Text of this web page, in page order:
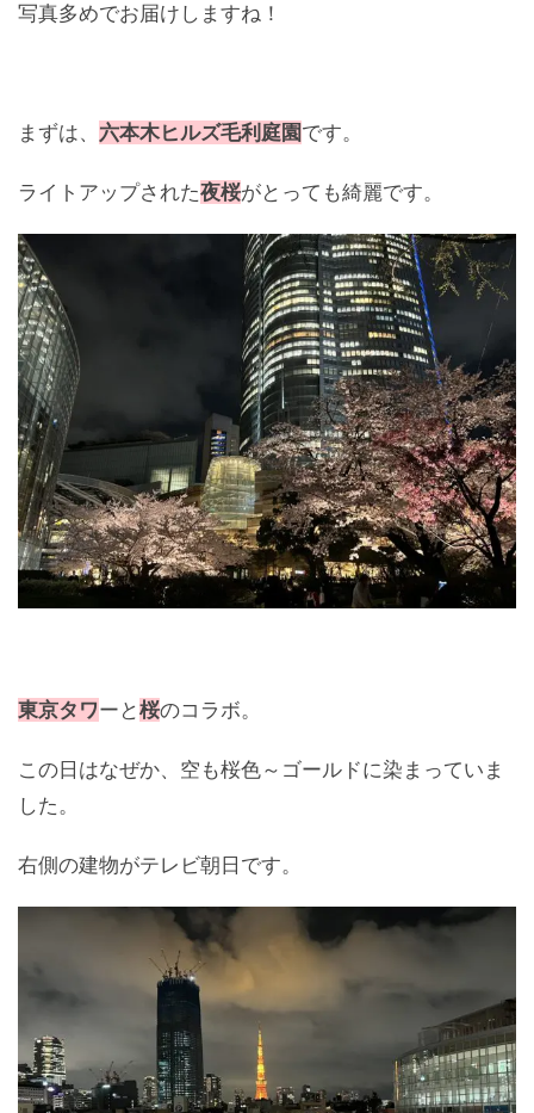
写真多めでお届けしますね！
まずは、 六本木ヒルズ毛利庭園です。
ライトアップされた夜桜がとっても綺麗です。
東京タワーと桜のコラボ。
この日はなぜか、空も桜色～ゴールドに染まっていま
した。
右側の建物がテレビ朝日です。